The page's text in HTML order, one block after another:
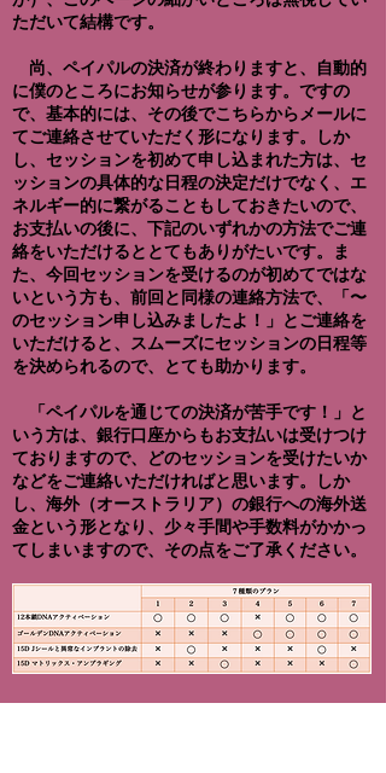
ただいて結構です。
尚、ペイパルの決済が終わりますと、自動的
に僕のところにお知らせが参ります。ですの
で、基本的には、その後でこちらからメールに
てご連絡させていただく形になります。しか
し、セッションを初めて申し込まれた方は、セ
ッションの具体的な日程の決定だけでなく、エ
ネルギー的に繋がることもしておきたいので、
お支払いの後に、下記のいずれかの方法でご連
絡をいただけるととてもありがたいです。ま
た、今回セッションを受けるのが初めてではな
いという方も、前回と同様の連絡方法で、「〜
のセッション申し込みましたよ！」とご連絡を
いただけると、スムーズにセッションの日程等
を決められるので、とても助かります。
「ペイパルを通じての決済が苦手です！」と
いう方は、銀行口座からもお支払いは受けつけ
ておりますので、どのセッションを受けたいか
などをご連絡いただければと思います。しか
し、海外（オーストラリア）の銀行への海外送
金という形となり、少々手間や手数料がかかっ
てしまいますので、その点をご了承ください。